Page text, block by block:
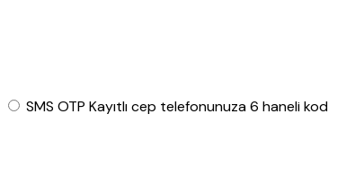
SMS OTP Kayıtlı cep telefonunuza 6 haneli kod